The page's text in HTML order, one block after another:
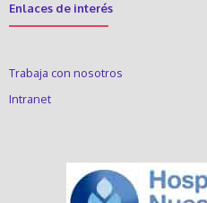
Enlaces de interés
Trabaja con nosotros
Intranet